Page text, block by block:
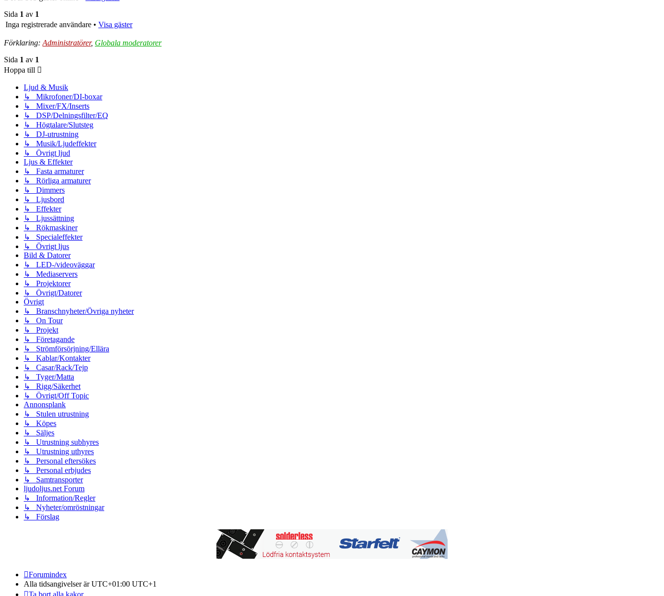
Sida 1 av 1
Inga registrerade användare • Visa gäster
Förklaring:Administratörer, Globala moderatorer
Sida 1 av 1
Hoppa till
Ljud & Musik
↳ Mikrofoner/DI-boxar
↳ Mixer/FX/Inserts
↳ DSP/Delningsfilter/EQ
↳ Högtalare/Slutsteg
↳ DJ-utrustning
↳ Musik/Ljudeffekter
↳ Övrigt ljud
Ljus & Effekter
↳ Fasta armaturer
↳ Rörliga armaturer
↳ Dimmers
↳ Ljusbord
↳ Effekter
↳ Ljussättning
↳ Rökmaskiner
↳ Specialeffekter
↳ Övrigt ljus
Bild & Datorer
↳ LED-/videoväggar
↳ Mediaservers
↳ Projektorer
↳ Övrigt/Datorer
Övrigt
↳ Branschnyheter/Övriga nyheter
↳ On Tour
↳ Projekt
↳ Företagande
↳ Strömförsörjning/Ellära
↳ Kablar/Kontakter
↳ Casar/Rack/Tejp
↳ Tyger/Matta
↳ Rigg/Säkerhet
↳ Övrigt/Off Topic
Annonsplank
↳ Stulen utrustning
↳ Köpes
↳ Säljes
↳ Utrustning subhyres
↳ Utrustning uthyres
↳ Personal eftersökes
↳ Personal erbjudes
↳ Samtransporter
ljudoljus.net Forum
↳ Information/Regler
↳ Nyheter/omröstningar
↳ Förslag
Forumindex
Alla tidsangivelser är UTC+01:00 UTC+1